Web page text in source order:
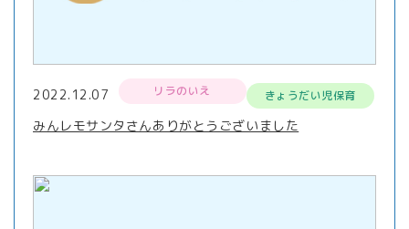
2022.12.07 リラのいえ きょうだい児保育
みんレモサンタさんありがとうございました